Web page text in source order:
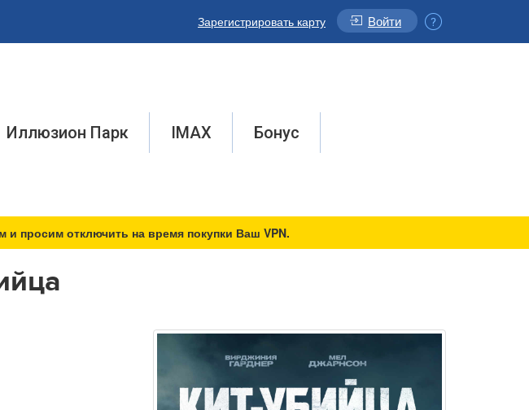
Зарегистрировать карту Войти
Иллюзион Парк IMAX Бонус
просим отключить на время покупки Ваш VPN.